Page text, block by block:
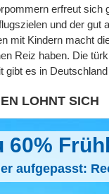
erfreut sich
und der gut
mit Kindern macht
Reiz haben. Die
gibt es in
LOHNT SICH